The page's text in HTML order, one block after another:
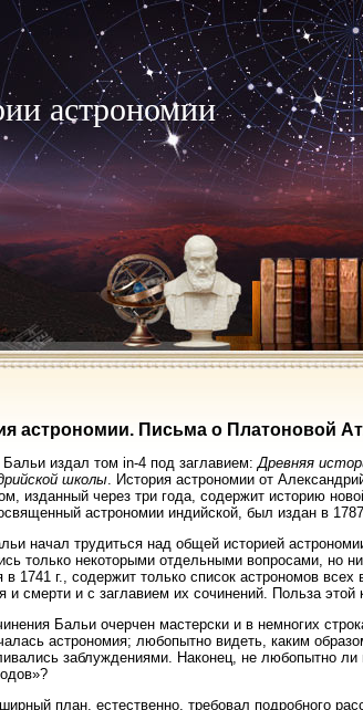
астрономии
астрономии. Письма о Платоновой
Бальи издал том in-4 под заглавием: Древняя
школы . История астрономии от
изданный через три года, содержит историю
астрономии индийской, был издан в 1787
начал трудиться над общей историей
только некоторыми отдельными вопросами, но
в 1741 г., содержит только список астрономов
и смерти и с заглавием их сочинений. Польза этой
Бальи очерчен мастерски и в немногих
астрономия; любопытно видеть, каким
заблуждениями. Наконец, не любопытно
план, естественно, требовал подробного